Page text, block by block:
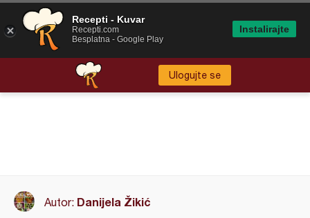
Ulogujte se
Autor: Danijela Žikić
Recepti - Kuvar
Recepti.com
Besplatna - Google Play
Instalirajte